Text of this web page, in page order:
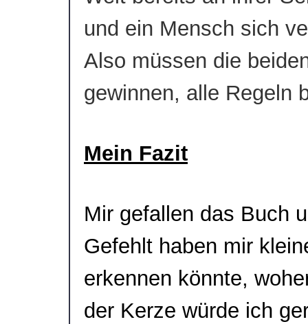
und ein Mensch sich
Also müssen die
gewinnen, alle Regeln
Mein Fazit
Mir gefallen das Buch
Gefehlt haben mir
erkennen könnte,
der Kerze würde ich